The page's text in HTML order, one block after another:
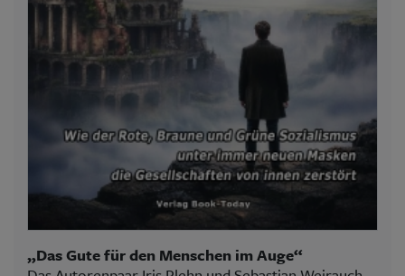
„Das Gute für den Menschen im Auge“